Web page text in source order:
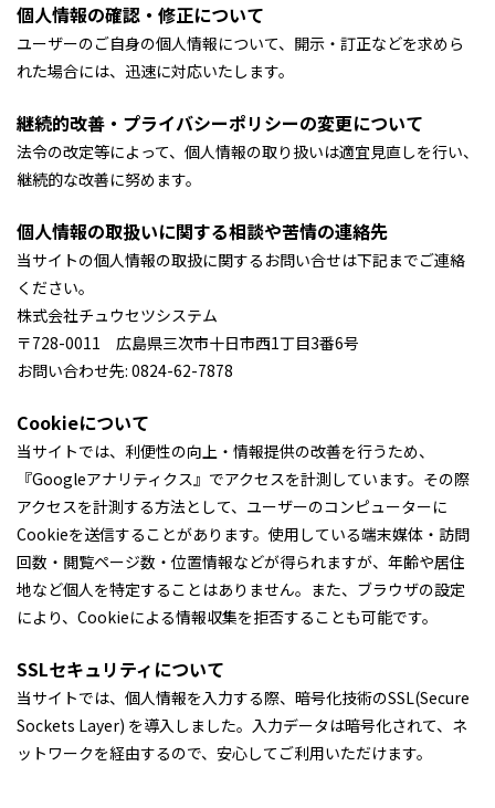
個人情報の確認・修正について
ユーザーのご自身の個人情報について、開示・訂正などを求めら
れた場合には、迅速に対応いたします。
継続的改善・プライバシーポリシーの変更について
法令の改定等によって、個人情報の取り扱いは適宜見直しを行い、
継続的な改善に努めます。
個人情報の取扱いに関する相談や苦情の連絡先
当サイトの個人情報の取扱に関するお問い合せは下記までご連絡
ください。
株式会社チュウセツシステム
〒728-0011 広島県三次市十日市西1丁目3番6号
お問い合わせ先: 0824-62-7878
Cookieについて
当サイトでは、利便性の向上・情報提供の改善を行うため、
『Googleアナリティクス』でアクセスを計測しています。その際
アクセスを計測する方法として、ユーザーのコンピューターに
Cookieを送信することがあります。使用している端末媒体・訪問
回数・閲覧ページ数・位置情報などが得られますが、年齢や居住
地など個人を特定することはありません。また、ブラウザの設定
により、Cookieによる情報収集を拒否することも可能です。
SSLセキュリティについて
当サイトでは、個人情報を入力する際、暗号化技術のSSL(Secure
Sockets Layer) を導入しました。入力データは暗号化されて、ネ
ットワークを経由するので、安心してご利用いただけます。